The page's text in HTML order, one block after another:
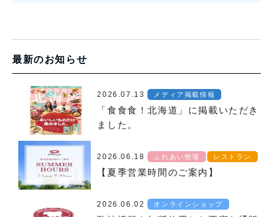
最新のお知らせ
2026.07.13 メディア掲載情報
「食食食！北海道」に掲載いただき
ました。
2026.06.18 ふれあい牧場 レストラン
【夏季営業時間のご案内】
2026.06.02 オンラインショップ